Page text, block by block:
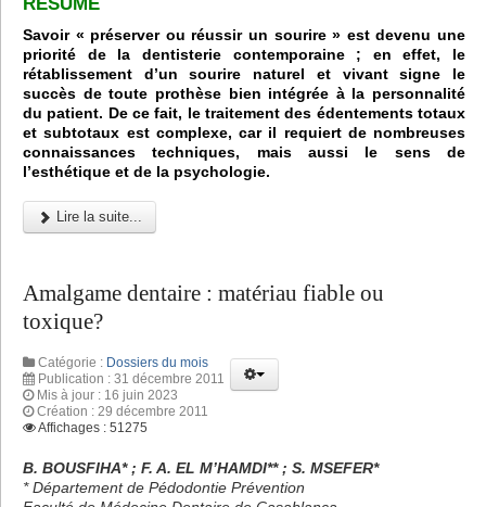
Savoir « préserver ou réussir un sourire » est devenu une
priorité de la dentisterie contemporaine ; en effet, le
rétablissement d’un sourire naturel et vivant signe le
succès de toute prothèse bien intégrée à la personnalité
du patient. De ce fait, le traitement des édentements totaux
et subtotaux est complexe, car il requiert de nombreuses
connaissances techniques, mais aussi le sens de
l’esthétique et de la psychologie.
Lire la suite...
Amalgame dentaire : matériau fiable ou
toxique?
Catégorie : Dossiers du mois
Publication : 31 décembre 2011
Mis à jour : 16 juin 2023
Création : 29 décembre 2011
Affichages : 51275
B. BOUSFIHA* ; F. A. EL M’HAMDI** ; S. MSEFER*
* Département de Pédodontie Prévention